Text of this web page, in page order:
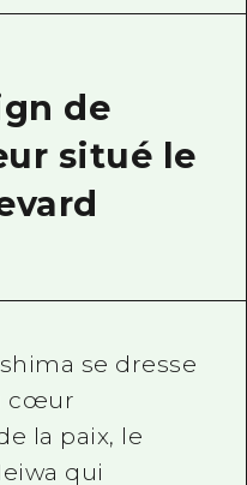
de
situé le
se dresse
cœur
la paix, le
qui